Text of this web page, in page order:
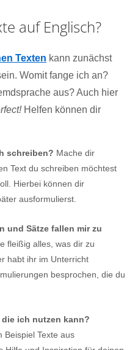
auf Englisch?
Texten kann zunächst
Womit fange ich an?
aus? Auch hier
Helfen können dir
schreiben? Mache dir
Text du schreiben möchtest
Hierbei können dir
ausformulierst.
und Sätze fallen mir zu
fleißig alles, was dir zu
habt ihr im Unterricht
besprochen, die du
ich nutzen kann?
Beispiel Texte aus